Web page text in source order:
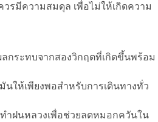
รมีความสมดุล เพื่อไม่ให้เกิดความ
กระทบจากสองวิกฤตที่เกิดขึ้นพร้อม
ให้เพียงพอสำหรับการเดินทางทั่ว
ทำฝนหลวงเพื่อช่วยลดหมอกควันใน